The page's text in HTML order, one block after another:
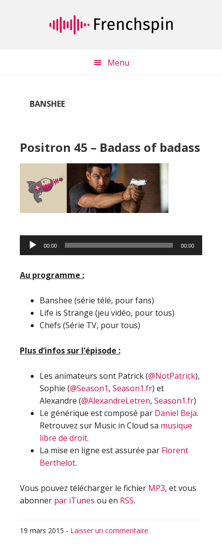
Menu
BANSHEE
Positron 45 – Badass of badass
Lecteur
audio
00:00 00:00
Au programme :
Banshee (série télé, pour fans)
Life is Strange (jeu vidéo, pour tous)
Chefs (Série TV, pour tous)
Plus d’infos sur l’épisode :
Les animateurs sont Patrick (@NotPatrick),
Sophie (@Season1, Season1.fr) et
Alexandre (@AlexandreLetren, Season1.fr)
Le générique est composé par Daniel Beja.
Retrouvez sur Music in Cloud sa musique
libre de droit.
La mise en ligne est assurée par Florent
Berthelot.
Vous pouvez télécharger le fichier MP3, et vous
abonner par iTunes ou en RSS.
19 mars 2015 - Laisser un commentaire